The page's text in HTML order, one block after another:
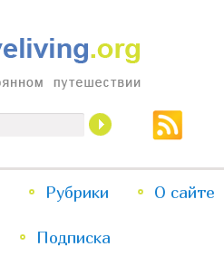
Перейти
к
Перейти
к
Рубрики О сайте
Подписка